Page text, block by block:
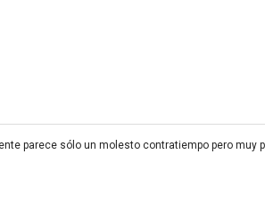
parece sólo un molesto contratiempo pero